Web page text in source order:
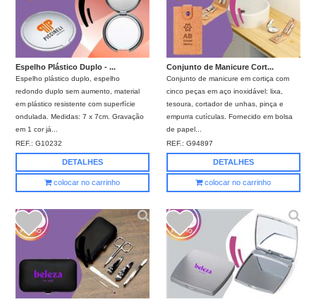
Espelho Plástico Duplo - ...
Espelho plástico duplo, espelho
redondo duplo sem aumento, material
em plástico resistente com superfície
ondulada. Medidas: 7 x 7cm. Gravação
em 1 cor já...
REF.:G10232
DETALHES
colocar no carrinho
Conjunto de Manicure Cort...
Conjunto de manicure em cortiça com
cinco peças em aço inoxidável: lixa,
tesoura, cortador de unhas, pinça e
empurra cutículas. Fornecido em bolsa
de papel...
REF.:G94897
DETALHES
colocar no carrinho